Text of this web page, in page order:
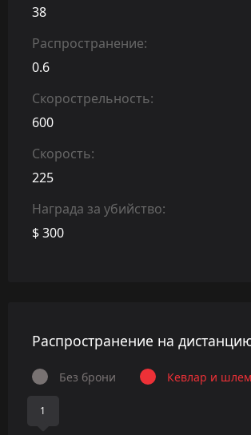
38
Распространение:
0.6
Скорострельность:
600
Скорость:
225
Награда за убийство:
$ 300
Распространение на
Без брони Кевлар и шлем
1